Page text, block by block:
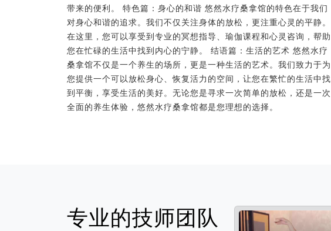
带来的便利。 特色篇：身心的和谐 悠然水疗桑拿馆的特色在于我们
对身心和谐的追求。我们不仅关注身体的放松，更注重心灵的平静。
在这里，您可以享受到专业的冥想指导、瑜伽课程和心灵咨询，帮助
您在忙碌的生活中找到内心的宁静。 结语篇：生活的艺术 悠然水疗
桑拿馆不仅是一个养生的场所，更是一种生活的艺术。我们致力于为
您提供一个可以放松身心、恢复活力的空间，让您在繁忙的生活中找
到平衡，享受生活的美好。无论您是寻求一次简单的放松，还是一次
全面的养生体验，悠然水疗桑拿馆都是您理想的选择。
专业的技师团队